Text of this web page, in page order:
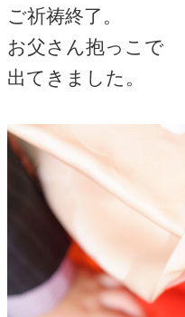
ご祈祷終了。
お父さん抱っこで
出てきました。